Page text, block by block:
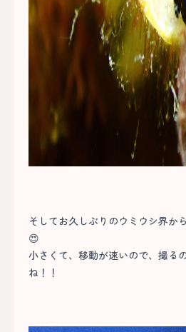
そしてお久しぶりのウミウシ界か
😍
小さくて、移動が速いので、撮る
ね！！